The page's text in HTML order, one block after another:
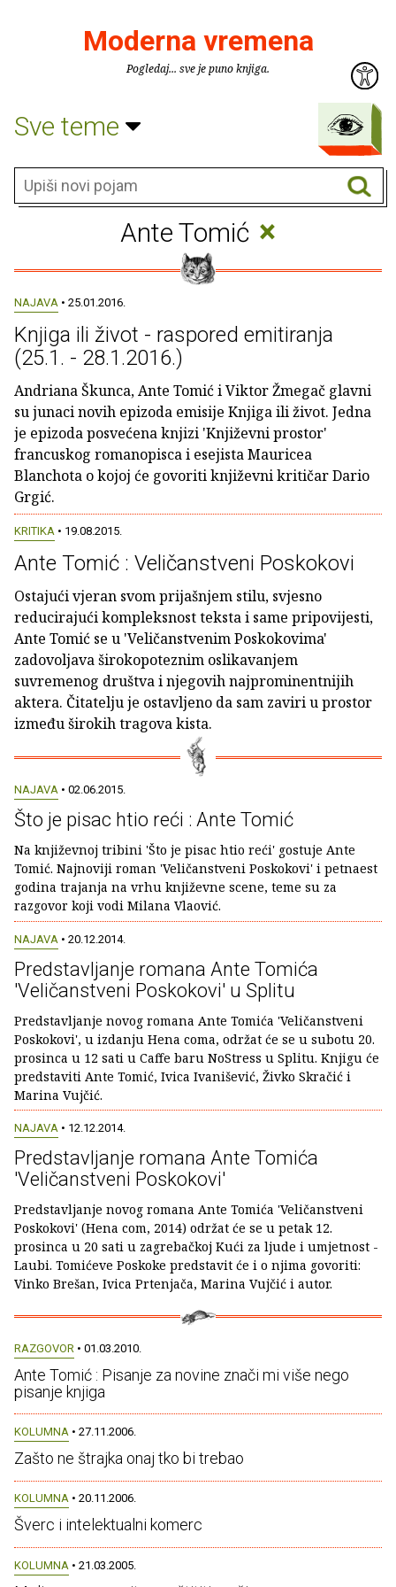
Moderna vremena
Pogledaj... sve je puno knjiga.
Sve teme
Ante Tomić ×
NAJAVA • 25.01.2016.
Knjiga ili život - raspored emitiranja
(25.1. - 28.1.2016.)
Andriana Škunca, Ante Tomić i Viktor Žmegač glavni
su junaci novih epizoda emisije Knjiga ili život. Jedna
je epizoda posvećena knjizi 'Književni prostor'
francuskog romanopisca i esejista Mauricea
Blanchota o kojoj će govoriti književni kritičar Dario
Grgić.
KRITIKA • 19.08.2015.
Ante Tomić : Veličanstveni Poskokovi
Ostajući vjeran svom prijašnjem stilu, svjesno
reducirajući kompleksnost teksta i same pripovijesti,
Ante Tomić se u 'Veličanstvenim Poskokovima'
zadovoljava širokopoteznim oslikavanjem
suvremenog društva i njegovih najprominentnijih
aktera. Čitatelju je ostavljeno da sam zaviri u prostor
između širokih tragova kista.
NAJAVA • 02.06.2015.
Što je pisac htio reći : Ante Tomić
Na književnoj tribini 'Što je pisac htio reći' gostuje Ante
Tomić. Najnoviji roman 'Veličanstveni Poskokovi' i petnaest
godina trajanja na vrhu književne scene, teme su za
razgovor koji vodi Milana Vlaović.
NAJAVA • 20.12.2014.
Predstavljanje romana Ante Tomića
'Veličanstveni Poskokovi' u Splitu
Predstavljanje novog romana Ante Tomića 'Veličanstveni
Poskokovi', u izdanju Hena coma, održat će se u subotu 20.
prosinca u 12 sati u Caffe baru NoStress u Splitu. Knjigu će
predstaviti Ante Tomić, Ivica Ivanišević, Živko Skračić i
Marina Vujčić.
NAJAVA • 12.12.2014.
Predstavljanje romana Ante Tomića
'Veličanstveni Poskokovi'
Predstavljanje novog romana Ante Tomića 'Veličanstveni
Poskokovi' (Hena com, 2014) održat će se u petak 12.
prosinca u 20 sati u zagrebačkoj Kući za ljude i umjetnost -
Laubi. Tomićeve Poskoke predstavit će i o njima govoriti:
Vinko Brešan, Ivica Prtenjača, Marina Vujčić i autor.
RAZGOVOR • 01.03.2010.
Ante Tomić : Pisanje za novine znači mi više nego
pisanje knjiga
KOLUMNA • 27.11.2006.
Zašto ne štrajka onaj tko bi trebao
KOLUMNA • 20.11.2006.
Šverc i intelektualni komerc
KOLUMNA • 21.03.2005.